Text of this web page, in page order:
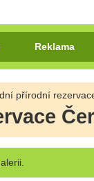
Reklama
přírodní